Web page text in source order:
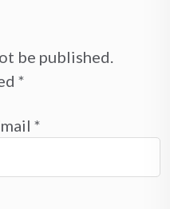
be published.
*
*